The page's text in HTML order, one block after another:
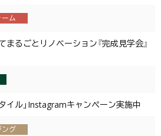
ーム
まるごとリノベーション『完成見学会』
イル」Instagramキャンペーン実施中
ング